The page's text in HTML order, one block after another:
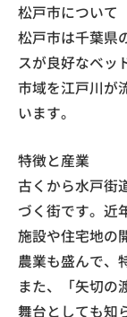
松戸市について
松戸市は千葉県
スが良好なベッ
市域を江戸川が
います。
特徴と産業
古くから水戸街
づく街です。近
施設や住宅地の
農業も盛んで、
また、「矢切の
舞台としても知